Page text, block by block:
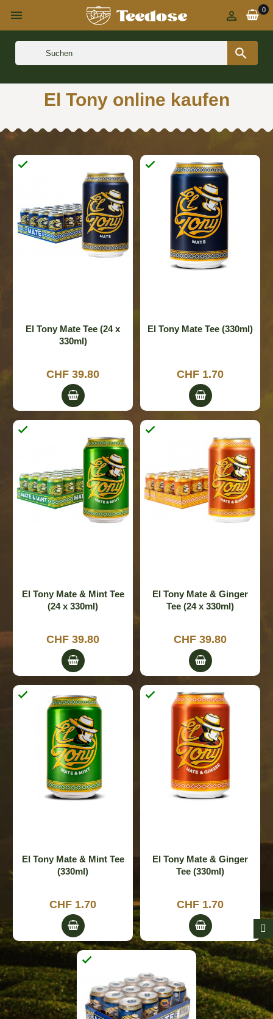
 0


El Tony online kaufen

El Tony Mate Tee (24 x
330ml)
CHF 39.80

El Tony Mate Tee (330ml)
CHF 1.70

El Tony Mate & Mint Tee
(24 x 330ml)
CHF 39.80

El Tony Mate & Ginger
Tee (24 x 330ml)
CHF 39.80

El Tony Mate & Mint Tee
(330ml)
CHF 1.70

El Tony Mate & Ginger
Tee (330ml)
CHF 1.70
